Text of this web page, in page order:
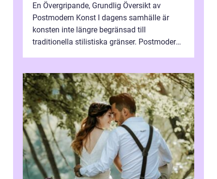
En Övergripande, Grundlig Översikt av
Postmodern Konst I dagens samhälle är
konsten inte längre begränsad till
traditionella stilistiska gränser. Postmodern